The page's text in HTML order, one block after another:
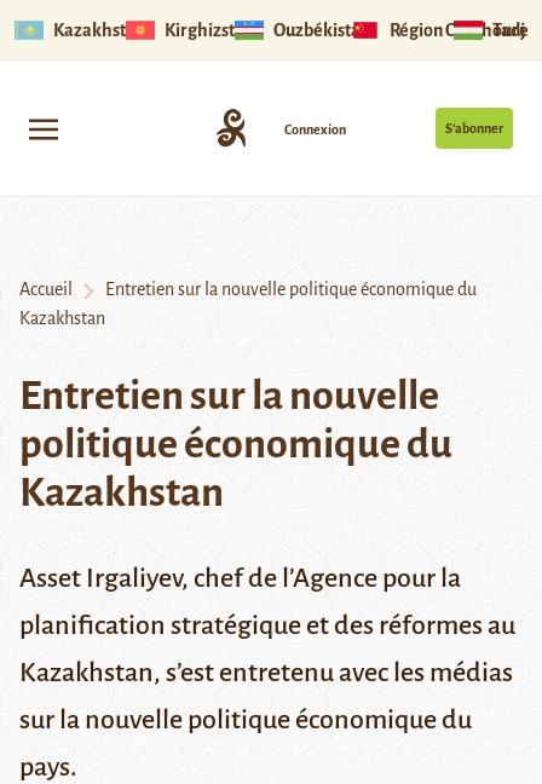
Kazakhstan Kirghizstan Ouzbékistan Région Ouïghoure
S’abonner
Connexion
Accueil
Entretien sur la nouvelle politique économique du
Kazakhstan
Entretien sur la nouvelle
politique économique du
Kazakhstan
Asset Irgaliyev, chef de l’Agence pour la
planification stratégique et des réformes au
Kazakhstan, s’est entretenu avec les médias
sur la nouvelle politique économique du
pays.